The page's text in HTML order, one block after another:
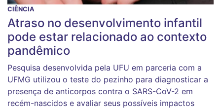
CIÊNCIA
Atraso no desenvolvimento infantil
pode estar relacionado ao contexto
pandêmico
Pesquisa desenvolvida pela UFU em parceria com a
UFMG utilizou o teste do pezinho para diagnosticar a
presença de anticorpos contra o SARS-CoV-2 em
recém-nascidos e avaliar seus possíveis impactos